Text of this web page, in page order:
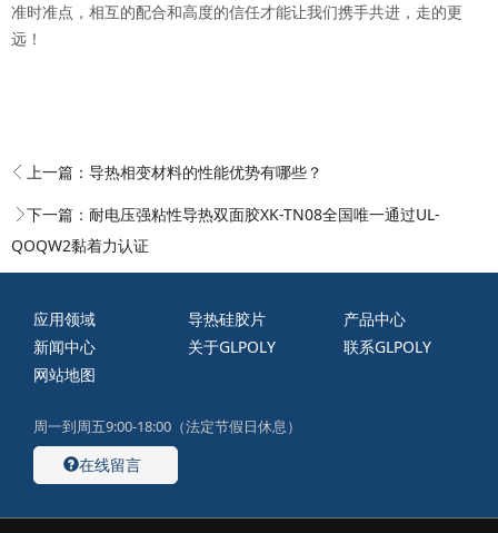
准时准点，相互的配合和高度的信任才能让我们携手共进，走的更
远！
上一篇： 导热相变材料的性能优势有哪些？
下一篇： 耐电压强粘性导热双面胶XK-TN08全国唯一通过UL-
QOQW2黏着力认证
应用领域 导热硅胶片
产品中心
新闻中心
关于GLPOLY
联系GLPOLY
网站地图
周一到周五9:00-18:00（法定节假日休息）
在线留言